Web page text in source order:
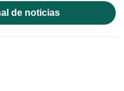
de noticias